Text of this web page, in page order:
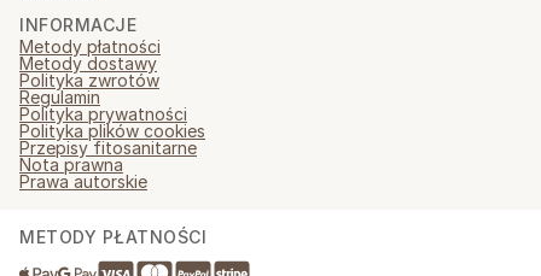
INFORMACJE
Metody płatności
Metody dostawy
Polityka zwrotów
Regulamin
Polityka prywatności
Polityka plików cookies
Przepisy fitosanitarne
Nota prawna
Prawa autorskie
METODY PŁATNOŚCI